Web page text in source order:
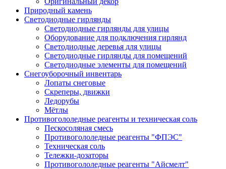
Природный камень
Светодиодные гирлянды
Светодиодные гирлянды для улицы
Оборудование для подключения гирлянд
Светодиодные деревья для улицы
Светодиодные гирлянды для помещений
Светодиодные элементы для помещений
Снегоуборочный инвентарь
Лопаты снеговые
Скреперы, движки
Ледорубы
Мётлы
Противогололедные реагенты и техническая соль
Пескосоляная смесь
Противогололедные реагенты "ФПЭС"
Техническая соль
Тележки-дозаторы
Противогололедные реагенты "Айсмелт"